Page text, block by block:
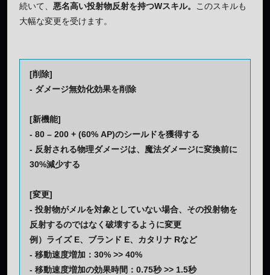
続いて、 悪名高い投射物反射を持つWスキル。
このスキルも
大幅な変更を受けます。
[削除]
- ダメージ無効化効果を削除
[新機能]
- 80 – 200 + (60% AP)のシールドを獲得する
- 反射される物理ダメージは、魔法ダメージに変換前に
30%減少する
[変更]
- 投射物がメルを対象としていない場合、その投射物を
反射するのではなく破壊するように変更
例）ライズ E、ブランド E、カタリナ Rなど
- 移動速度増加：30% >> 40%
- 移動速度増加の効果時間：0.75秒 >> 1.5秒